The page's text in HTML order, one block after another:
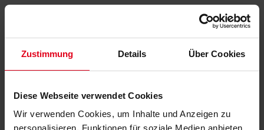
Zustimmung Details Über Cookies
Diese Webseite verwendet Cookies
Wir verwenden Cookies, um Inhalte und Anzeigen zu
personalisieren, Funktionen für soziale Medien anbieten